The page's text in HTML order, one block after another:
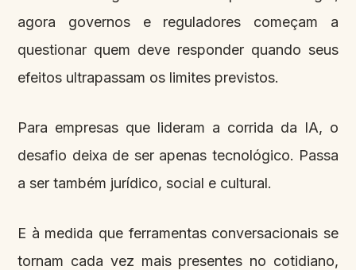
agora governos e reguladores começam a
questionar quem deve responder quando seus
efeitos ultrapassam os limites previstos.
Para empresas que lideram a corrida da IA, o
desafio deixa de ser apenas tecnológico. Passa
a ser também jurídico, social e cultural.
E à medida que ferramentas conversacionais se
tornam cada vez mais presentes no cotidiano,